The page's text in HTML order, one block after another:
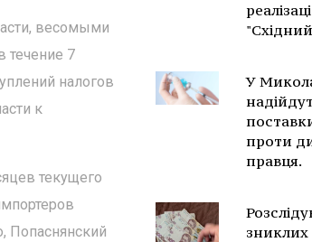
весомыми
течение 7
налогов
к
текущего
Попаснянский
У
проти
правця.
зниклих